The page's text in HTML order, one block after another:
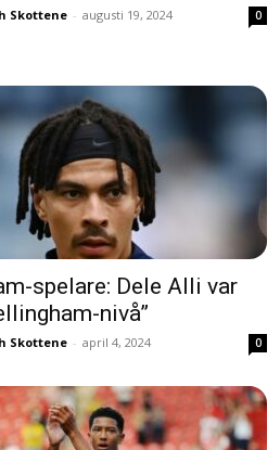
Skottene - augusti 19, 2024 0
spelare: Dele Alli var
nivå”
Skottene - april 4, 2024 0